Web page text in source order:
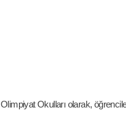
Olimpiyat Okulları olarak,